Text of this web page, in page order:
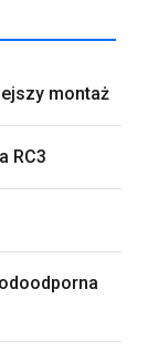
montaż
RC3